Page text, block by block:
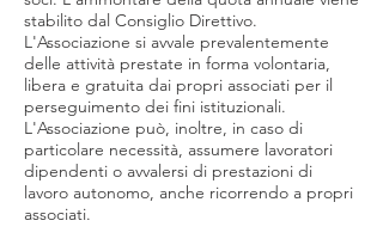
stabilito dal Consiglio Direttivo.
L'Associazione si avvale prevalentemente
delle attività prestate in forma volontaria,
libera e gratuita dai propri associati per il
perseguimento dei fini istituzionali.
L'Associazione può, inoltre, in caso di
particolare necessità, assumere lavoratori
dipendenti o avvalersi di prestazioni di
lavoro autonomo, anche ricorrendo a propri
associati.